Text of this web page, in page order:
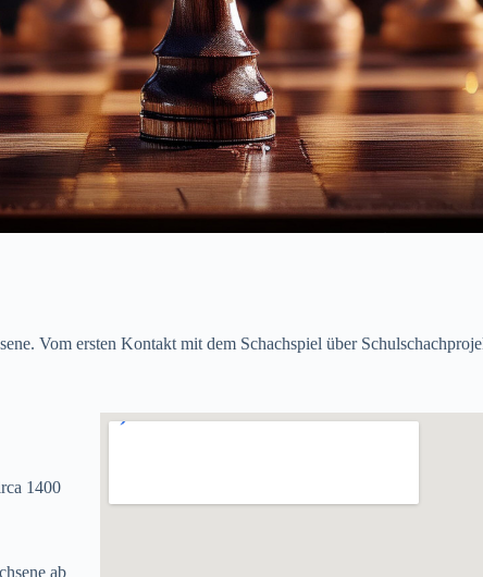
Vom ersten Kontakt mit dem Schachspiel über
1400
ab